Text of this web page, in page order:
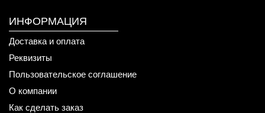
ИНФОРМАЦИЯ
Доставка и оплата
Реквизиты
Пользовательское соглашение
О компании
Как сделать заказ